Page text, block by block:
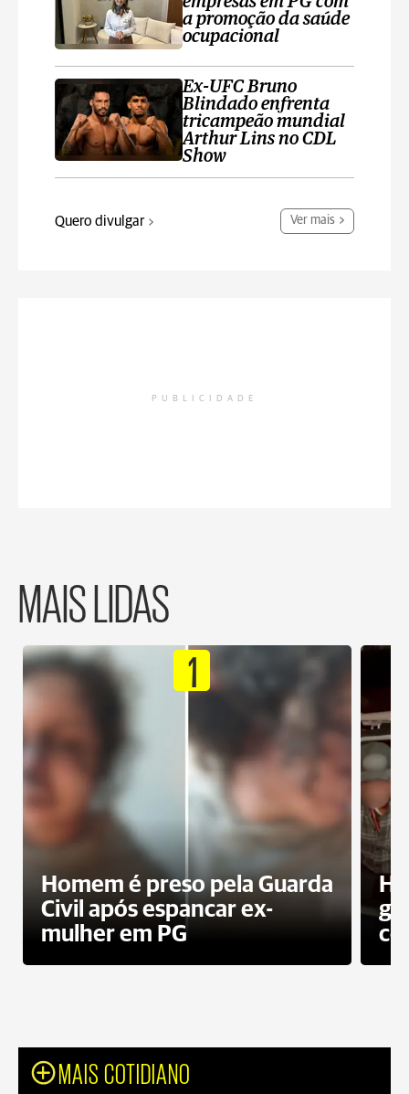
a promoção da saúde
ocupacional
Ex-UFC Bruno
Blindado enfrenta
tricampeão mundial
Arthur Lins no CDL
Show
Quero divulgar Ver mais
PUBLICIDADE
MAIS LIDAS
1
Homem é preso pela Guarda
Civil após espancar ex-
mulher em PG
MAIS COTIDIANO